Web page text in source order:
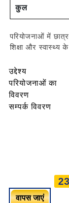
कुल
परियोजनाओं में
शिक्षा और स्वास्थ्य
उद्देश्य
परियोजनाओं का
विवरण
सम्पर्क विवरण
वापस जाएं